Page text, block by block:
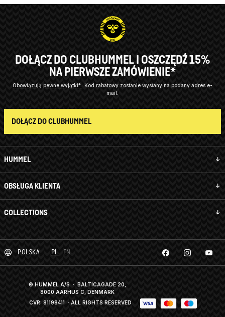
HUMMEL
OBSŁUGA KLIENTA
COLLECTIONS
DOŁĄCZ DO CLUBHUMMEL I OSZCZĘDŹ 15%
NA PIERWSZE ZAMÓWIENIE*
Obowiązują pewne wyjątki* Kod rabatowy zostanie wysłany na podany adres e-
mail.
DOŁĄCZ DO CLUBHUMMEL
POLSKA PL EN
© HUMMEL A/S · BALTICAGADE 20,
8000 AARHUS C, DENMARK
CVR: 81198411 · ALL RIGHTS RESERVED